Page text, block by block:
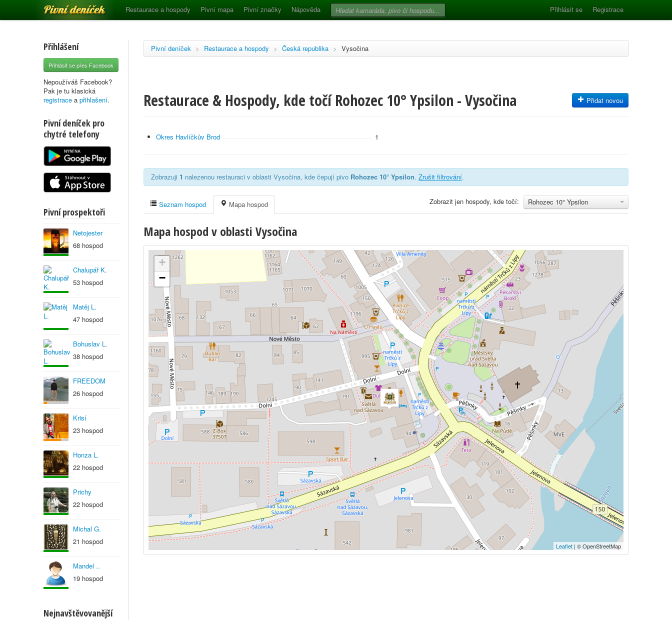
Pivní deníček Restaurace a hospody Pivní mapa Pivní značky Nápověda Přihlásit se Registrace
Přihlášení
Přihlásit se přes Facebook
Nepoužíváš Facebook?
Pak je tu klasická
registrace a přihlašení.
Pivní deníček pro
chytré telefony
Pivní prospektoři
Netojester
68 hospod
Chalupář K.
53 hospod
Matěj L.
47 hospod
Bohuslav L.
38 hospod
FREEDOM
26 hospod
Krisí
23 hospod
Honza L.
22 hospod
Prichy
22 hospod
Michal G.
21 hospod
Mandel ..
19 hospod
Nejnavštěvovanější
Pivní deníček > Restaurace a hospody > Česká republika > Vysočina
Restaurace & Hospody, kde točí Rohozec 10° Ypsilon - Vysočina Přidat novou
Okres Havlíčkův Brod 1
Zobrazuji 1 nalezenou restauraci v oblasti Vysočina, kde čepují pivo Rohozec 10° Ypsilon. Zrušit filtrování.
Rohozec 10° Ypsilon
Zobrazit jen hospody, kde točí:
Seznam hospod Mapa hospod
Mapa hospod v oblasti Vysočina
+
−
Leaflet | © OpenStreetMap